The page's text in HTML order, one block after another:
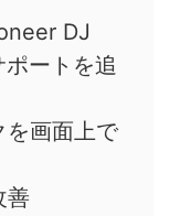
DJ
ートを追
を画面上で
善